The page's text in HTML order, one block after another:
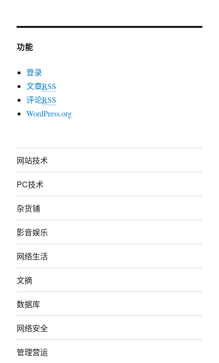
功能
登录
文章RSS
评论RSS
WordPress.org
网站技术
PC技术
杂货铺
影音娱乐
网络生活
文摘
数据库
网络安全
管理营运